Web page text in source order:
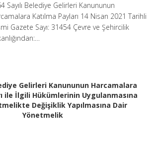
Sayılı Belediye Gelirleri Kanununun
Katılma Payları 14 Nisan 2021 Tarihli
Gazete Sayı: 31454 Çevre ve Şehircilik
Gelirleri Kanununun Harcamalara
ile İlgili Hükümlerinin Uygulanmasına
Değişiklik Yapılmasına Dair
Yönetmelik